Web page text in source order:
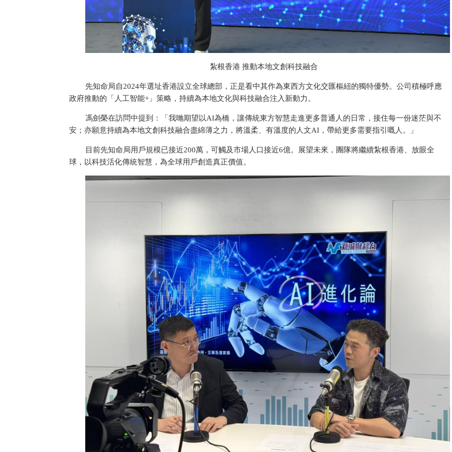
紮根香港 推動本地文創科技融合
先知命局自2024年選址香港設立全球總部，正是看中其作為東西方文化交匯樞紐的獨特優勢。公司積極呼應
政府推動的「人工智能+」策略，持續為本地文化與科技融合注入新動力。
馮劍榮在訪問中提到：「我哋期望以AI為橋，讓傳統東方智慧走進更多普通人的日常，接住每一份迷茫與不
安；亦願意持續為本地文創科技融合盡綿薄之力，將溫柔、有溫度的人文AI，帶給更多需要指引嘅人。」
目前先知命局用戶規模已接近200萬，可觸及市場人口接近6億。展望未來，團隊將繼續紮根香港、放眼全
球，以科技活化傳統智慧，為全球用戶創造真正價值。